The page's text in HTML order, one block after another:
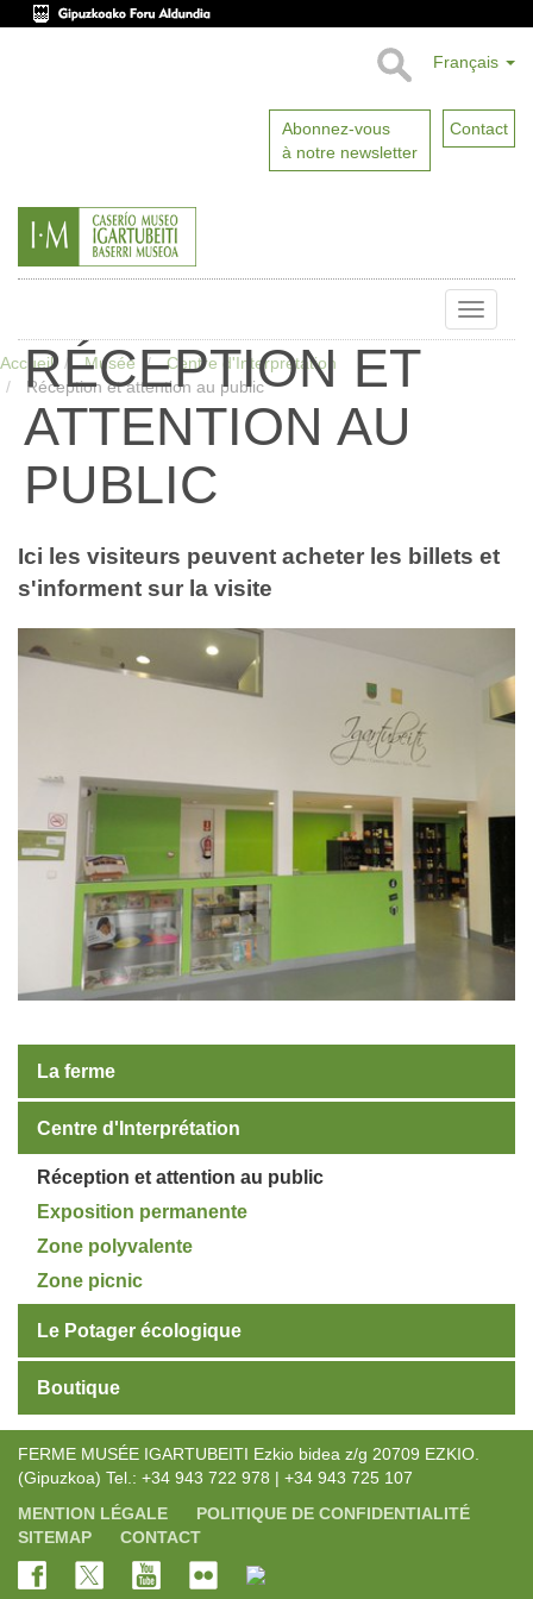
Français
Abonnez-vous
à notre newsletter
Contact
Toggle
Accueil Musée
Centre d'Interprétation
Réception et attention au public
RÉCEPTION ET
ATTENTION AU
PUBLIC
Ici les visiteurs peuvent acheter les billets et
s'informent sur la visite
La ferme
Centre d'Interprétation
Réception et attention au public
Exposition permanente
Zone polyvalente
Zone picnic
Le Potager écologique
Boutique
FERME MUSÉE IGARTUBEITI Ezkio bidea z/g 20709 EZKIO.
(Gipuzkoa) Tel.: +34 943 722 978 | +34 943 725 107
MENTION LÉGALE
POLITIQUE DE CONFIDENTIALITÉ
SITEMAP
CONTACT